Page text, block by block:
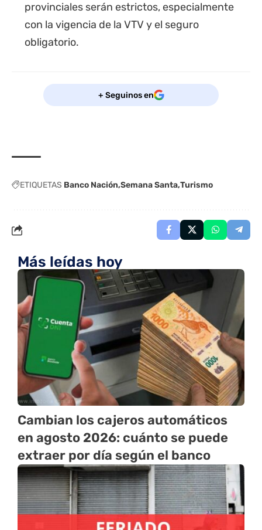
provinciales serán estrictos, especialmente
con la vigencia de la VTV y el seguro
obligatorio.
+ Seguinos en
ETIQUETAS Banco Nación Semana Santa Turismo
Más leídas hoy
Cambian los cajeros automáticos
en agosto 2026: cuánto se puede
extraer por día según el banco